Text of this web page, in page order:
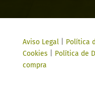
Aviso Legal| Política
Cookies
Política de
compra